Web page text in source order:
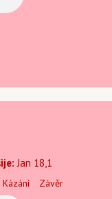
Jan 18,1
Kázání Závěr